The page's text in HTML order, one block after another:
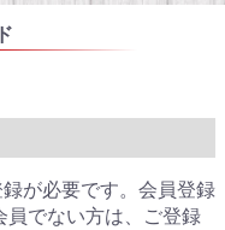
が必要です。会員登録
員でない方は、ご登録